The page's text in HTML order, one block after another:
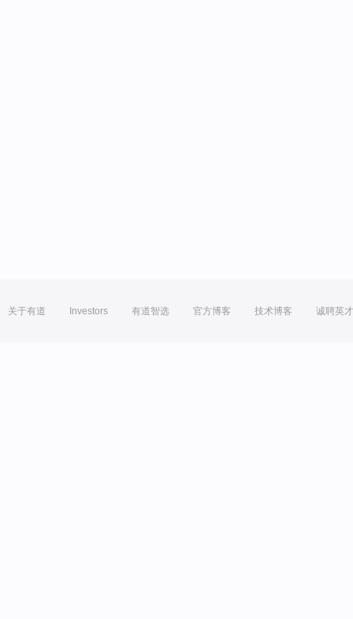
关于有道 Investors 有道智选 官方博客 技术博客 诚聘英才